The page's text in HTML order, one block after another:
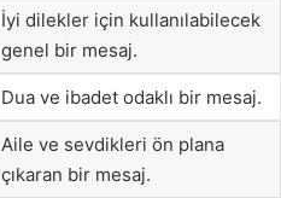
İyi dilekler için kullanılabilecek
genel bir mesaj.
Dua ve ibadet odaklı bir mesaj.
Aile ve sevdikleri ön plana
çıkaran bir mesaj.